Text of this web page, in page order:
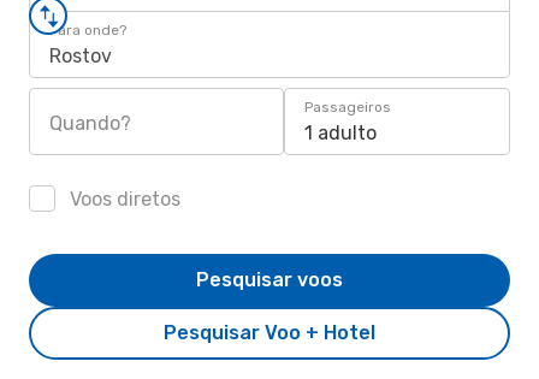
Para onde?
Rostov
Quando?
Passageiros
1 adulto
Voos diretos
Pesquisar Voo + Hotel
Pesquisar voos